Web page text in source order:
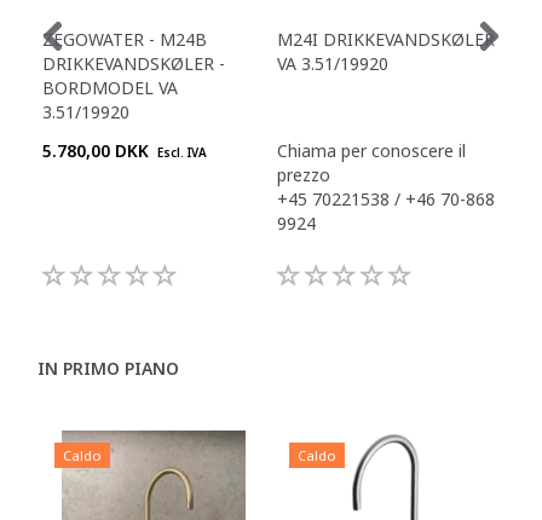
ZEGOWATER - M24B
DRIKKEVANDSKØLER -
BORDMODEL VA
3.51/19920
5.780,00 DKK Escl. IVA
M24I DRIKKEVANDSKØLER
VA 3.51/19920
Chiama per conoscere il
prezzo
+45 70221538 / +46 70-868
9924
IN PRIMO PIANO
Caldo Caldo